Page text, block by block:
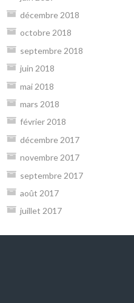
décembre 2018
octobre 2018
septembre 2018
juin 2018
mai 2018
mars 2018
février 2018
décembre 2017
novembre 2017
septembre 2017
août 2017
juillet 2017